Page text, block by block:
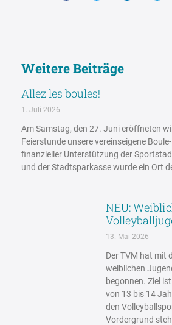
Weitere Beiträge
Allez les boules!
1. Juli 2026
Am Samstag, den 27. Juni eröffneten
Feierstunde unsere vereinseigene
finanzieller Unterstützung der
und der Stadtsparkasse wurde ein Ort
NEU:
13. Mai 2026
Der TVM hat mit
weiblichen
begonnen. Ziel
von 13 bis 14
den
Vordergrund